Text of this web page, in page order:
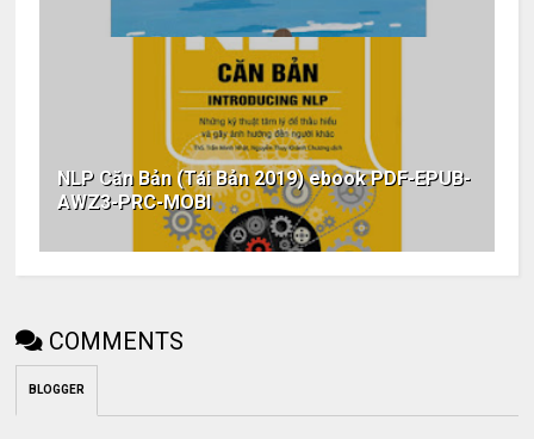
NLP Căn Bản (Tái Bản 2019) ebook PDF-EPUB-
AWZ3-PRC-MOBI
COMMENTS
BLOGGER